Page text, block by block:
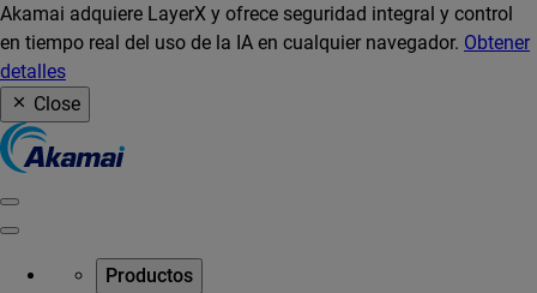
Akamai adquiere LayerX y ofrece seguridad integral y control
en tiempo real del uso de la IA en cualquier navegador. Obtener
detalles
Close
Productos